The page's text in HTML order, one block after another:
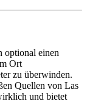
optional einen
Ort
zu überwinden.
Quellen von Las
und bietet